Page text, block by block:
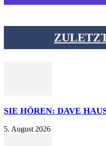
SIE HÖREN: DAVE
5. August 2026